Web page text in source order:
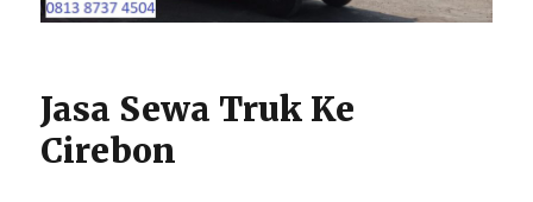
Jasa Sewa Truk Ke
Cirebon